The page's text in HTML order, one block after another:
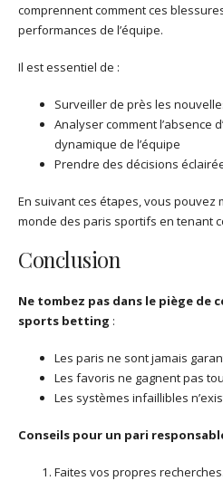
comprennent comment ces
performances de l’équipe.
Il est essentiel de :
Surveiller de près les
Analyser comment l’absence
dynamique de l’équipe
Prendre des décisions
En suivant ces étapes, vous pouvez
monde des paris sportifs en tenant
Conclusion
Ne tombez pas dans le piège de
sports betting :
Les paris ne sont jamais
Les favoris ne gagnent pas
Les systèmes infaillibles
Conseils pour un pari
Faites vos propres recherches.